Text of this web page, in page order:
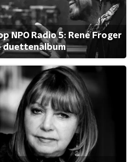
NPO Radio 5: René Froger
duettenalbum